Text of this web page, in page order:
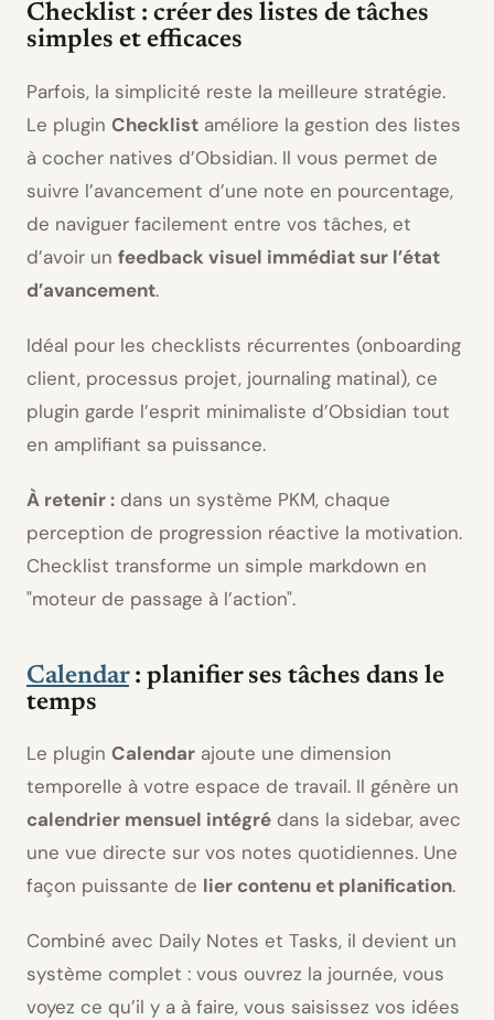
Checklist : créer des listes de tâches
simples et efficaces
Parfois, la simplicité reste la meilleure stratégie.
Le plugin Checklist améliore la gestion des listes
à cocher natives d’Obsidian. Il vous permet de
suivre l’avancement d’une note en pourcentage,
de naviguer facilement entre vos tâches, et
d’avoir un feedback visuel immédiat sur l’état
d’avancement.
Idéal pour les checklists récurrentes (onboarding
client, processus projet, journaling matinal), ce
plugin garde l’esprit minimaliste d’Obsidian tout
en amplifiant sa puissance.
À retenir : dans un système PKM, chaque
perception de progression réactive la motivation.
Checklist transforme un simple markdown en
moteur de passage à l’action .
Calendar: planifier ses tâches dans le
temps
Le plugin Calendar ajoute une dimension
temporelle à votre espace de travail. Il génère un
calendrier mensuel intégré dans la sidebar, avec
une vue directe sur vos notes quotidiennes. Une
façon puissante de lier contenu et planification.
Combiné avec Daily Notes et Tasks, il devient un
système complet : vous ouvrez la journée, vous
voyez ce qu’il y a à faire, vous saisissez vos idées